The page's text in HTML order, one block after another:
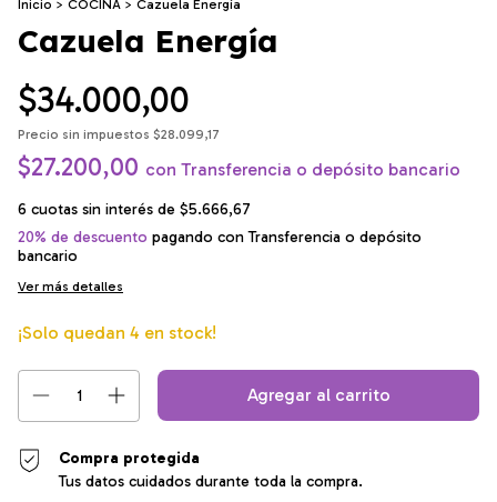
Inicio > COCINA > Cazuela Energía
Cazuela Energía
$34.000,00
Precio sin impuestos $28.099,17
$27.200,00 con Transferencia o depósito bancario
6 cuotas sin interés de $5.666,67
20% de descuento pagando con Transferencia o depósito
bancario
Ver más detalles
¡Solo quedan 4 en stock!
Compra protegida
Tus datos cuidados durante toda la compra.